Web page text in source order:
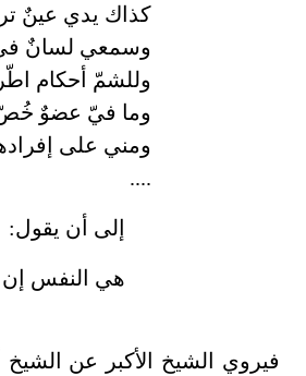
كذاك يدي عينٌ
وسمعي لسانٌ في
وللشمّ أحكام
وما فيّ عضوٌ
ومني على
....
إلى أن يقول:
هي النفس إن
فيروي الشيخ الأكبر عن